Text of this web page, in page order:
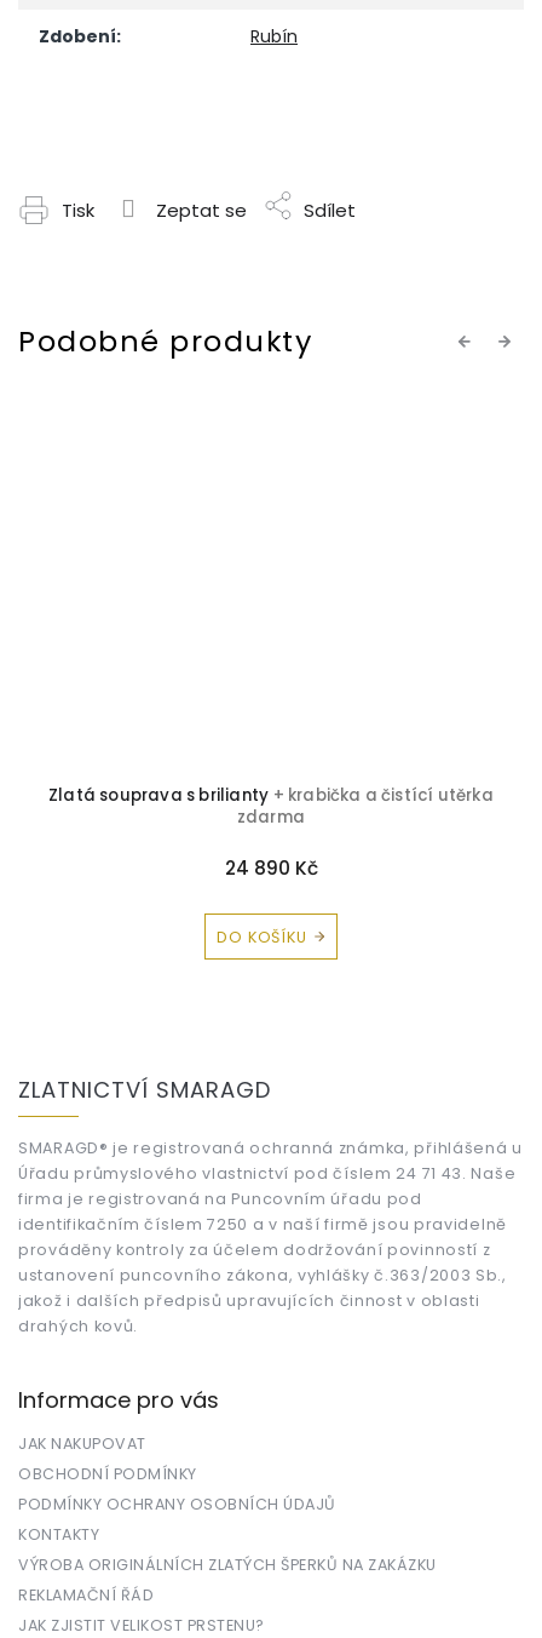
Zdobení: Rubín
Tisk Zeptat se Sdílet
Previous
Zlatá souprava s brilianty + krabička a čistící utěrka
zdarma
24 890 Kč
DO KOŠÍKU
Next
ZLATNICTVÍ SMARAGD
SMARAGD® je registrovaná ochranná známka, přihlášená u
Úřadu průmyslového vlastnictví pod číslem 24 71 43. Naše
firma je registrovaná na Puncovním úřadu pod
identifikačním číslem 7250 a v naší firmě jsou pravidelně
prováděny kontroly za účelem dodržování povinností z
ustanovení puncovního zákona, vyhlášky č.363/2003 Sb.,
jakož i dalších předpisů upravujících činnost v oblasti
drahých kovů.
Informace pro vás
JAK NAKUPOVAT
OBCHODNÍ PODMÍNKY
PODMÍNKY OCHRANY OSOBNÍCH ÚDAJŮ
KONTAKTY
VÝROBA ORIGINÁLNÍCH ZLATÝCH ŠPERKŮ NA ZAKÁZKU
REKLAMAČNÍ ŘÁD
JAK ZJISTIT VELIKOST PRSTENU?